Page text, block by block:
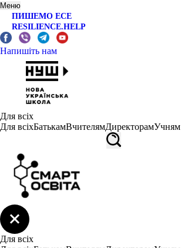
Меню
ПИШЕМО ЕСЕ
RESILIENCE.HELP
Напишіть нам
Для всіх
Для всіхБатькамВчителямДиректорамУчням
Для всіх